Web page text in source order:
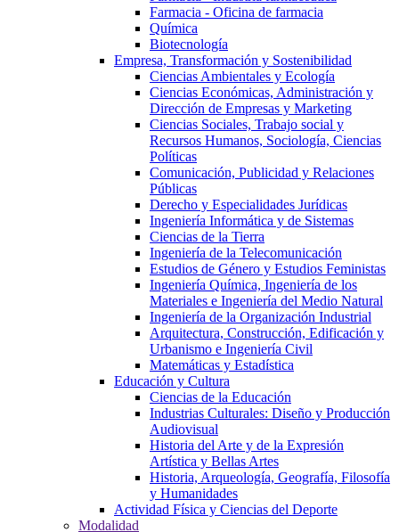
Farmacia - Oficina de farmacia
Química
Biotecnología
Empresa, Transformación y Sostenibilidad
Ciencias Ambientales y Ecología
Ciencias Económicas, Administración y
Dirección de Empresas y Marketing
Ciencias Sociales, Trabajo social y
Recursos Humanos, Sociología, Ciencias
Políticas
Comunicación, Publicidad y Relaciones
Públicas
Derecho y Especialidades Jurídicas
Ingeniería Informática y de Sistemas
Ciencias de la Tierra
Ingeniería de la Telecomunicación
Estudios de Género y Estudios Feministas
Ingeniería Química, Ingeniería de los
Materiales e Ingeniería del Medio Natural
Ingeniería de la Organización Industrial
Arquitectura, Construcción, Edificación y
Urbanismo e Ingeniería Civil
Matemáticas y Estadística
Educación y Cultura
Ciencias de la Educación
Industrias Culturales: Diseño y Producción
Audiovisual
Historia del Arte y de la Expresión
Artística y Bellas Artes
Historia, Arqueología, Geografía, Filosofía
y Humanidades
Actividad Física y Ciencias del Deporte
Modalidad